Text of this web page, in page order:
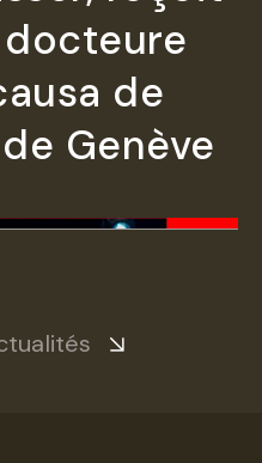
de
Genève